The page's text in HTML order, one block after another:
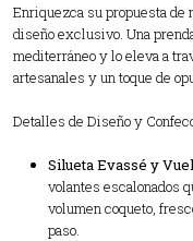
Enriquezca su propuesta de
diseño exclusivo. Una
mediterráneo y lo eleva a
artesanales y un toque de
Detalles de Diseño y
Silueta Evassé y
volantes escalonados
volumen coqueto,
paso.